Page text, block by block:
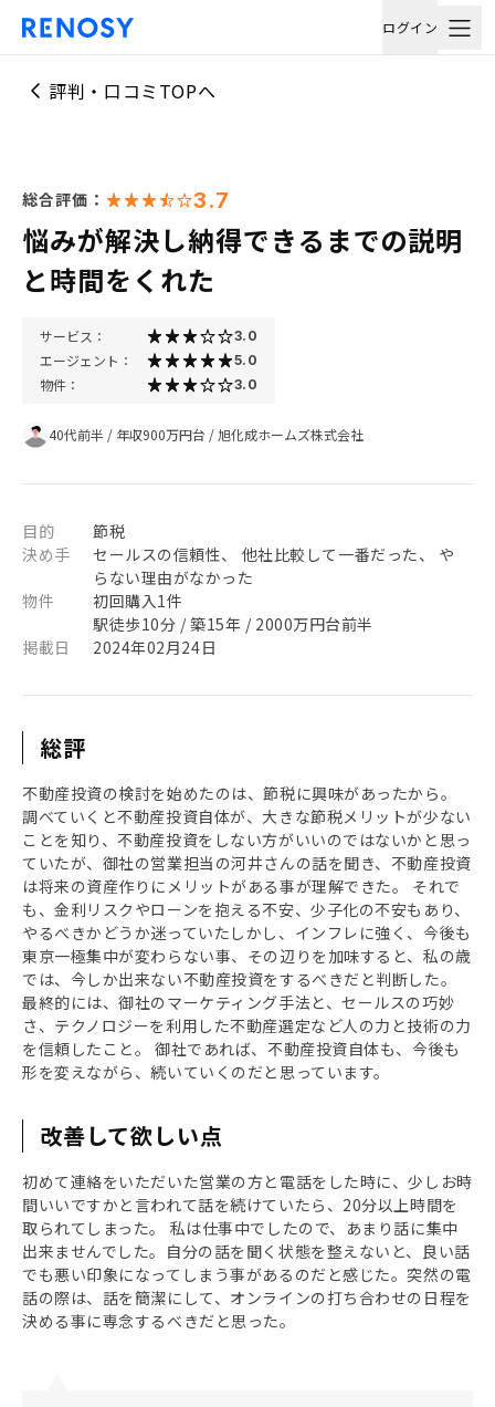
ログイン
評判・口コミTOPへ
総合評価： 3.7
悩みが解決し納得できるまでの説明
と時間をくれた
サービス： 3.0
エージェント： 5.0
物件： 3.0
40代前半 / 年収900万円台 /旭化成ホームズ株式会社
目的
節税
決め手
セールスの信頼性、 他社比較して一番だった、 や
らない理由がなかった
物件
初回購入1件
駅徒歩10分 / 築15年 / 2000万円台前半
掲載日
2024年02月24日
総評
不動産投資の検討を始めたのは、節税に興味があったから。
調べていくと不動産投資自体が、大きな節税メリットが少ない
ことを知り、不動産投資をしない方がいいのではないかと思っ
ていたが、御社の営業担当の河井さんの話を聞き、不動産投資
は将来の資産作りにメリットがある事が理解できた。 それで
も、金利リスクやローンを抱える不安、少子化の不安もあり、
やるべきかどうか迷っていたしかし、インフレに強く、今後も
東京一極集中が変わらない事、その辺りを加味すると、私の歳
では、今しか出来ない不動産投資をするべきだと判断した。
最終的には、御社のマーケティング手法と、セールスの巧妙
さ、テクノロジーを利用した不動産選定など人の力と技術の力
を信頼したこと。 御社であれば、不動産投資自体も、今後も
形を変えながら、続いていくのだと思っています。
改善して欲しい点
初めて連絡をいただいた営業の方と電話をした時に、少しお時
間いいですかと言われて話を続けていたら、20分以上時間を
取られてしまった。 私は仕事中でしたので、あまり話に集中
出来ませんでした。自分の話を聞く状態を整えないと、良い話
でも悪い印象になってしまう事があるのだと感じた。突然の電
話の際は、話を簡潔にして、オンラインの打ち合わせの日程を
決める事に専念するべきだと思った。